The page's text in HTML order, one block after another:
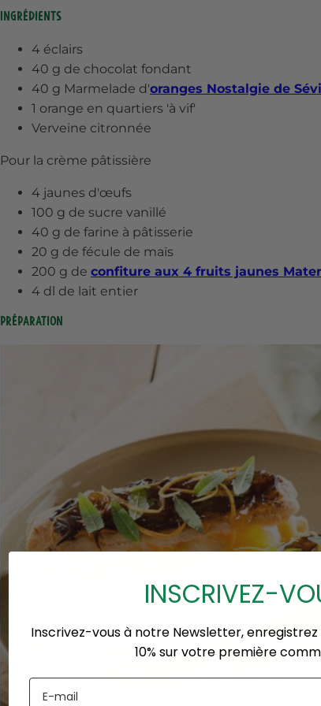
Ingrédients
4 éclairs
40 g de chocolat fondant
40 g Marmelade d'oranges Nostalgie de
1 orange en quartiers 'à vif'
Verveine citronnée
Pour la crème pâtissière
4 jaunes d'œufs
100 g de sucre vanillé
40 g de farine à pâtisserie
20 g de fécule de maïs
200 g de confiture aux 4 fruits jaunes
4 dl de lait entier
Préparation
INSCRIVEZ-
Inscrivez-vous à notre Newsletter,
10% sur votre première